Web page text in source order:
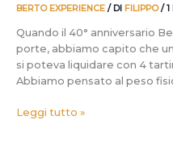
BERTO EXPERIENCE / DI FILIPPO/
Quando il 40° anniversario
porte, abbiamo capito che
si poteva liquidare con 4
Abbiamo pensato al peso
Leggi tutto »